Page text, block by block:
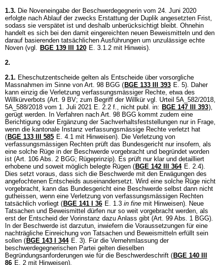
1.3. Die Noveneingabe der Beschwerdegegnerin vom 24. Juni 2020
erfolgte nach Ablauf der zwecks Erstattung der Duplik angesetzten Frist,
sodass sie verspätet ist und deshalb unberücksichtigt bleibt. Ohnehin
handelt es sich bei den damit eingereichten neuen Beweismitteln und den
darauf basierenden tatsächlichen Ausführungen um unzulässige echte
Noven (vgl. BGE 139 III 120 E. 3.1.2 mit Hinweis).
2.
2.1. Eheschutzentscheide gelten als Entscheide über vorsorgliche
Massnahmen im Sinne von Art. 98 BGG ( BGE 133 III 393 E. 5). Daher
kann einzig die Verletzung verfassungsmässiger Rechte, etwa des
Willkürverbots (Art. 9 BV; zum Begriff der Willkür vgl. Urteil 5A_582/2018,
5A_588/2018 vom 1. Juli 2021 E. 2.2 f., nicht publ. in: BGE 147 III 393),
gerügt werden. In Verfahren nach Art. 98 BGG kommt zudem eine
Berichtigung oder Ergänzung der Sachverhaltsfeststellungen nur in Frage,
wenn die kantonale Instanz verfassungsmässige Rechte verletzt hat
( BGE 133 III 585 E. 4.1 mit Hinweisen). Die Verletzung von
verfassungsmässigen Rechten prüft das Bundesgericht nur insofern, als
eine solche Rüge in der Beschwerde vorgebracht und begründet worden
ist (Art. 106 Abs. 2 BGG; Rügeprinzip). Es prüft nur klar und detailliert
erhobene und soweit möglich belegte Rügen ( BGE 142 III 364 E. 2.4).
Dies setzt voraus, dass sich die Beschwerde mit den Erwägungen des
angefochtenen Entscheids auseinandersetzt. Wird eine solche Rüge nicht
vorgebracht, kann das Bundesgericht eine Beschwerde selbst dann nicht
gutheissen, wenn eine Verletzung von verfassungsmässigen Rechten
tatsächlich vorliegt ( BGE 141 I 36 E. 1.3 in fine mit Hinweisen). Neue
Tatsachen und Beweismittel dürfen nur so weit vorgebracht werden, als
erst der Entscheid der Vorinstanz dazu Anlass gibt (Art. 99 Abs. 1 BGG).
In der Beschwerde ist darzutun, inwiefern die Voraussetzungen für eine
nachträgliche Einreichung von Tatsachen und Beweismitteln erfüllt sein
sollen ( BGE 143 I 344 E. 3). Für die Vernehmlassung der
beschwerdegegnerischen Partei gelten dieselben
Begründungsanforderungen wie für die Beschwerdeschrift ( BGE 140 III
86 E. 2 mit Hinweisen).